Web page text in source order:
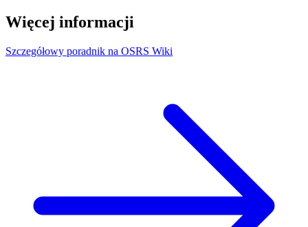
Więcej informacji
Szczegółowy poradnik na OSRS Wiki